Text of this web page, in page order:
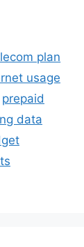
plan
usage
prepaid
data